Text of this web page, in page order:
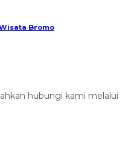
Bromo
hubungi kami melalui